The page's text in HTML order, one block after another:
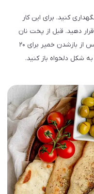
کنید. برای این کار
دهید. قبل از پخت نان
خمیر را بیرون بیاورید تا یخ آن باز شود. پس از بازشدن خمیر برای ۲۰
شکل دلخواه باز کنید.